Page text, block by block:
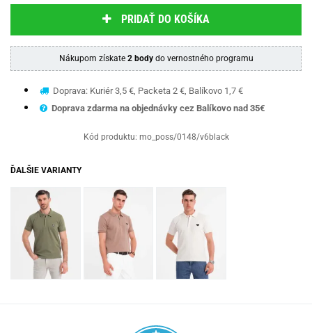
PRIDAŤ DO KOŠÍKA
Nákupom získate 2 bodydo vernostného programu
Doprava: Kuriér 3,5 €, Packeta 2 €, Balíkovo 1,7 €
Doprava zdarma na objednávky cez Balíkovo nad 35€
Kód produktu: mo_poss/0148/v6black
ĎALŠIE VARIANTY